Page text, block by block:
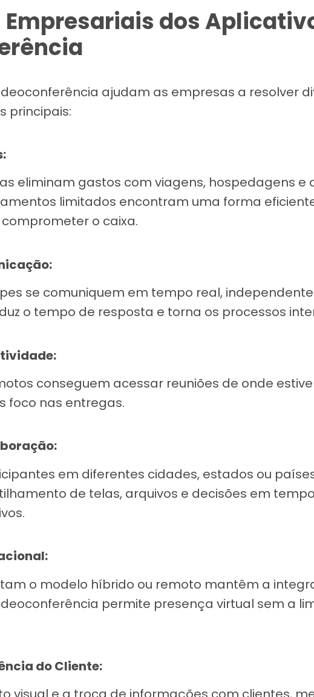
dos
ajudam as empresas a resolver
principais:
eliminam gastos com viagens, hospedagens e
limitados encontram uma forma
o caixa.
se comuniquem em tempo real,
o tempo de resposta e torna os processos
conseguem acessar reuniões de onde
foco nas entregas.
em diferentes cidades, estados ou
de telas, arquivos e decisões em
o modelo híbrido ou remoto mantêm a
permite presença virtual sem a
do Cliente: